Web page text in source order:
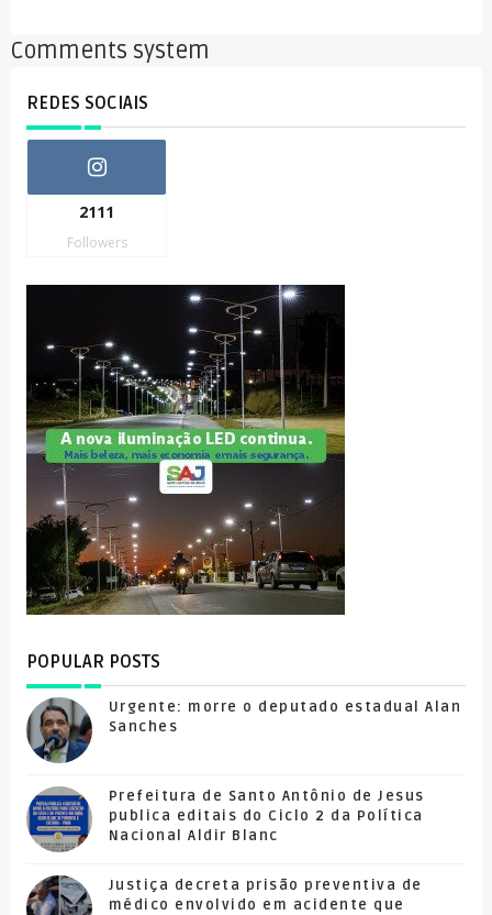
Comments system
REDES SOCIAIS
2111
Followers
POPULAR POSTS
Urgente: morre o deputado estadual Alan
Sanches
Prefeitura de Santo Antônio de Jesus
publica editais do Ciclo 2 da Política
Nacional Aldir Blanc
Justiça decreta prisão preventiva de
médico envolvido em acidente que